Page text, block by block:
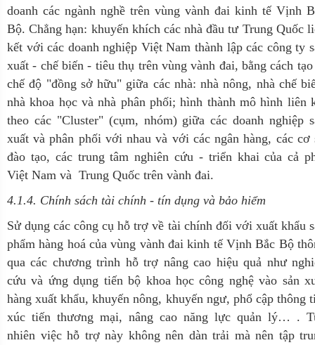
doanh các ngành nghề trên vùng vành đai kinh tế Vịnh
Bộ. Chẳng hạn: khuyến khích các nhà đầu tư Trung Quốc
kết với các doanh nghiệp Việt Nam thành lập các công ty
xuất - chế biến - tiêu thụ trên vùng vành đai, bằng cách
chế độ "đồng sở hữu" giữa các nhà: nhà nông, nhà chế
nhà khoa học và nhà phân phối; hình thành mô hình liên
theo các "Cluster" (cụm, nhóm) giữa các doanh nghiệp
xuất và phân phối với nhau và với các ngân hàng, các cơ
đào tạo, các trung tâm nghiên cứu - triển khai của cả
Việt Nam và Trung Quốc trên vành đai.
4.1.4. Chính sách tài chính - tín dụng và bảo hiểm
Sử dụng các công cụ hỗ trợ về tài chính đối với xuất khẩu
phẩm hàng hoá của vùng vành đai kinh tế Vịnh Bắc Bộ
qua các chương trình hỗ trợ nâng cao hiệu quả như
cứu và ứng dụng tiến bộ khoa học công nghệ vào sản
hàng xuất khẩu, khuyến nông, khuyến ngư, phổ cập thông
xúc tiến thương mại, nâng cao năng lực quản lý… .
nhiên việc hỗ trợ này không nên dàn trải mà nên tập